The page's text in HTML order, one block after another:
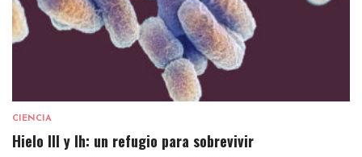
CIENCIA
Hielo III y Ih: un refugio para sobrevivir